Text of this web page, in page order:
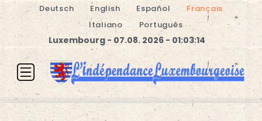
Deutsch English Español
Français
Italiano
Português
Luxembourg - 07.08. 2026 - 01:03:15